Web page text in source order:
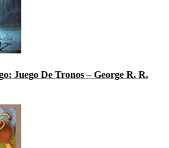
Juego De Tronos – George R. R.